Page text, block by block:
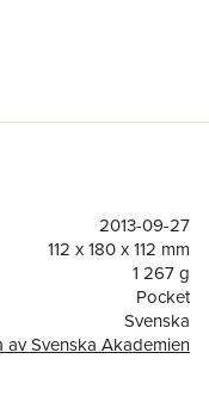
2013-09-27
112 x 180 x 112 mm
1 267 g
Pocket
Svenska
av Svenska Akademien